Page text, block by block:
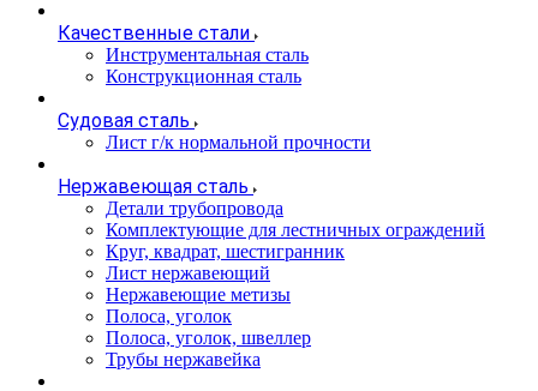
Качественные стали
Инструментальная сталь
Конструкционная сталь
Судовая сталь
Лист г/к нормальной прочности
Нержавеющая сталь
Детали трубопровода
Комплектующие для лестничных ограждений
Круг, квадрат, шестигранник
Лист нержавеющий
Нержавеющие метизы
Полоса, уголок
Полоса, уголок, швеллер
Трубы нержавейка